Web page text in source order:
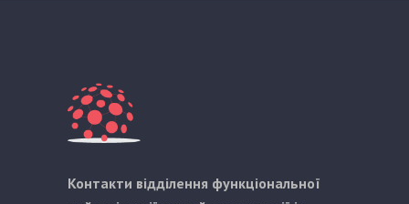
Контакти відділення функціональної